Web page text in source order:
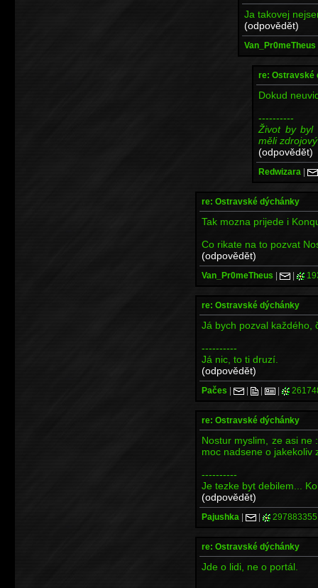
Ja takovej
(odpovědět)
Van_Pr0meTheus
re: Ostravské
Dokud
----------
Život by byl
měli
(odpovědět)
Redwizara |
re: Ostravské dýchánky
Tak mozna prijede i
Co rikate na to pozvat
(odpovědět)
Van_Pr0meTheus | |
re: Ostravské dýchánky
Já bych pozval každého,
----------
Já nic, to ti druzí.
(odpovědět)
Pačes | | | |
re: Ostravské dýchánky
Nostur myslim, ze asi ne
moc nadsene o jakekoliv
----------
Je tezke byt debilem...
(odpovědět)
Pajushka | | 297883355
re: Ostravské dýchánky
Jde o lidi, ne o portál.